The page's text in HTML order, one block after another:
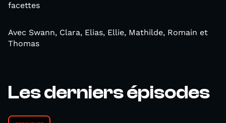
facettes
Avec Swann, Clara, Elias, Ellie, Mathilde, Romain et
Thomas
Les derniers épisodes